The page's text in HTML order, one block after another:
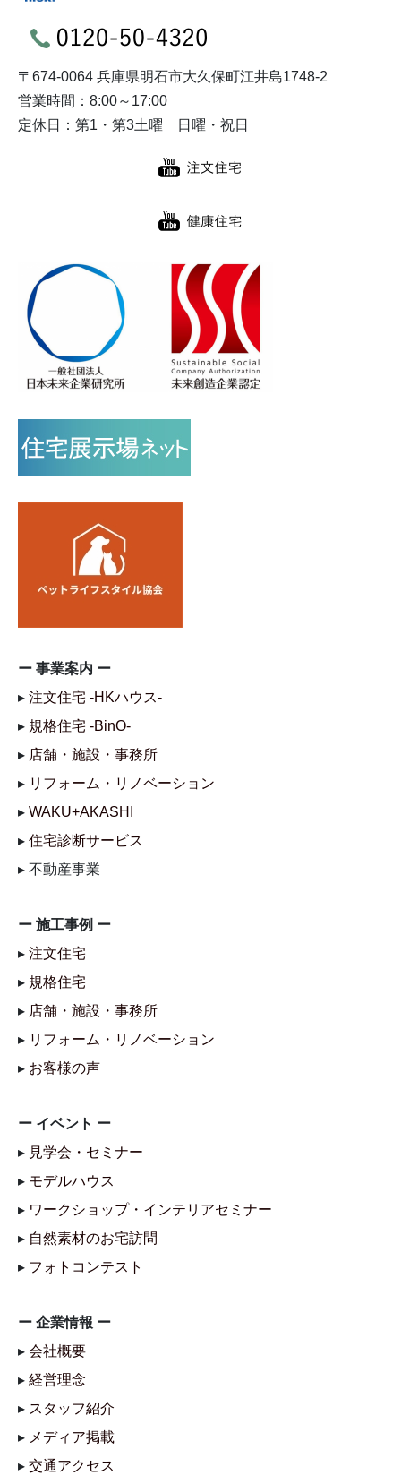
〒674-0064 兵庫県明石市大久保町江井島1748-2
営業時間：8:00～17:00
定休日：第1・第3土曜 日曜・祝日
ー 事業案内 ー
▸ 注文住宅 -HKハウス-
▸ 規格住宅 -BinO-
▸ 店舗・施設・事務所
▸ リフォーム・リノベーション
▸ WAKU+AKASHI
▸ 住宅診断サービス
▸ 不動産事業
ー 施工事例 ー
▸ 注文住宅
▸ 規格住宅
▸ 店舗・施設・事務所
▸ リフォーム・リノベーション
▸ お客様の声
ー イベント ー
▸ 見学会・セミナー
▸ モデルハウス
▸ ワークショップ・インテリアセミナー
▸ 自然素材のお宅訪問
▸ フォトコンテスト
ー 企業情報 ー
▸ 会社概要
▸ 経営理念
▸ スタッフ紹介
▸ メディア掲載
▸ 交通アクセス